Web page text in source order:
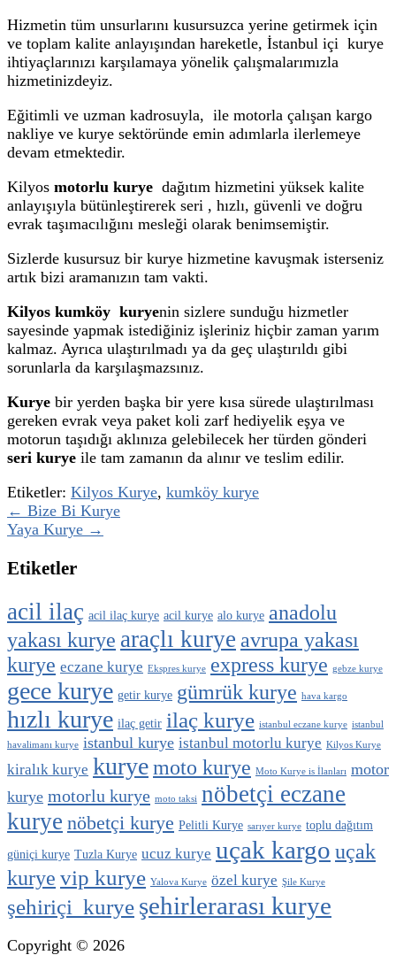
Hizmetin tüm unsurlarını kusursuzca yerine getirmek için
ve toplam kalite anlayışından hareketle, İstanbul içi kurye
ihtiyaçlarınızı karşılamaya yönelik çalışmalarımızla
hizmetinizdeyiz.
Eğitimli ve uzman kadrosuyla, ile motorla çalışan kargo
nakliye ve kurye sektöründe emin adımlarla ilerlemeye
devam etmektedir.
Kilyos motorlu kurye dağıtım hizmetini yüksek kalite
anlayışıyla bütünleştirerek seri , hızlı, güvenli ve doğru
evrak taşımacılığını mesleği olarak benimsemiştir.
Sizlerde kusursuz bir kurye hizmetine kavuşmak isterseniz
artık bizi aramanızın tam vakti.
Kilyos kumköy kuryenin sizlere sunduğu hizmetler
sayesinde yapmak istediğiniz işleriniz hiçbir zaman yarım
kalmaz. Ayrıca ulaştırılmadı ya da geç ulaştırıldı gibi
sorunlarla da karşılaşmazsınız.
Kurye bir yerden başka bir yere kısa sürede ulaştırılması
gereken evrak veya paket koli zarf hediyelik eşya ve
motorun taşıdığı aklınıza gelebilecek her türden gönderi
seri kurye ile tam zamanın da alınır ve teslim edilir.
Etiketler: Kilyos Kurye, kumköy kurye
← Bize Bi Kurye
Yaya Kurye →
Etiketler
acil ilaç acil ilaç kurye acil kurye alo kurye anadolu
yakası kurye araçlı kurye avrupa yakası
kurye eczane kurye Ekspres kurye express kurye gebze kurye
gece kurye getir kurye gümrük kurye hava kargo
hızlı kurye ilaç getir ilaç kurye istanbul eczane kurye istanbul
havalimanı kurye istanbul kurye istanbul motorlu kurye Kilyos Kurye
kiralık kurye kuryemoto kurye Moto Kurye is İlanları motor
kurye motorlu kurye moto taksi nöbetçi eczane
kurye nöbetçi kurye Pelitli Kurye sarıyer kurye toplu dağıtım
güniçi kurye Tuzla Kurye ucuz kurye uçak kargo uçak
kurye vip kurye Yalova Kurye özel kurye Şile Kurye
şehiriçi kurye şehirlerarası kurye
Copyright © 2026